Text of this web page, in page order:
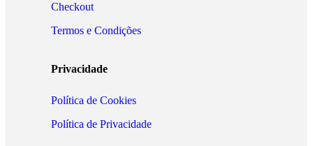
Checkout
Termos e Condições
Privacidade
Política de Cookies
Política de Privacidade